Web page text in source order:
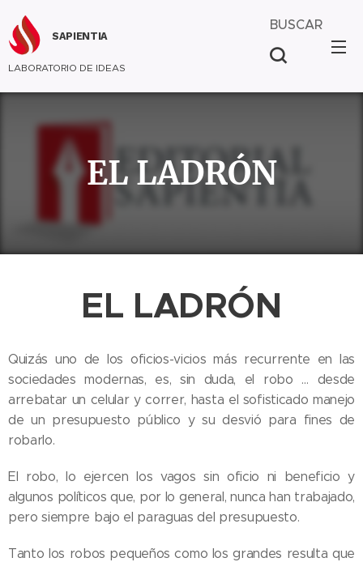
SAPIENTIA
LABORATORIO DE IDEAS
BUSCAR
EL LADRÓN
EL LADRÓN
Quizás uno de los oficios-vicios más recurrente en las
sociedades modernas, es, sin duda, el robo … desde
arrebatar un celular y correr, hasta el sofisticado manejo
de un presupuesto público y su desvió para fines de
robarlo.
El robo, lo ejercen los vagos sin oficio ni beneficio y
algunos políticos que, por lo general, nunca han trabajado,
pero siempre bajo el paraguas del presupuesto.
Tanto los robos pequeños como los grandes resulta que